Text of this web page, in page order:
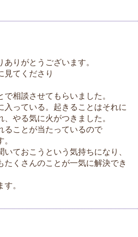
りがとうございます。
見てくださり
相談させてもらいました。
入っている。起きることはそれに
やる気に火がつきました。
ることが当たっているので
ておこうという気持ちになり、
たくさんのことが一気に解決でき
。